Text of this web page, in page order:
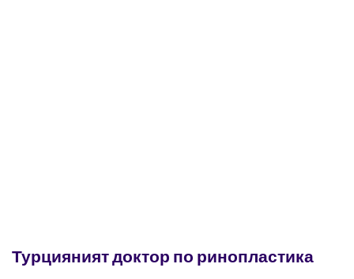
Турцияният доктор по ринопластика